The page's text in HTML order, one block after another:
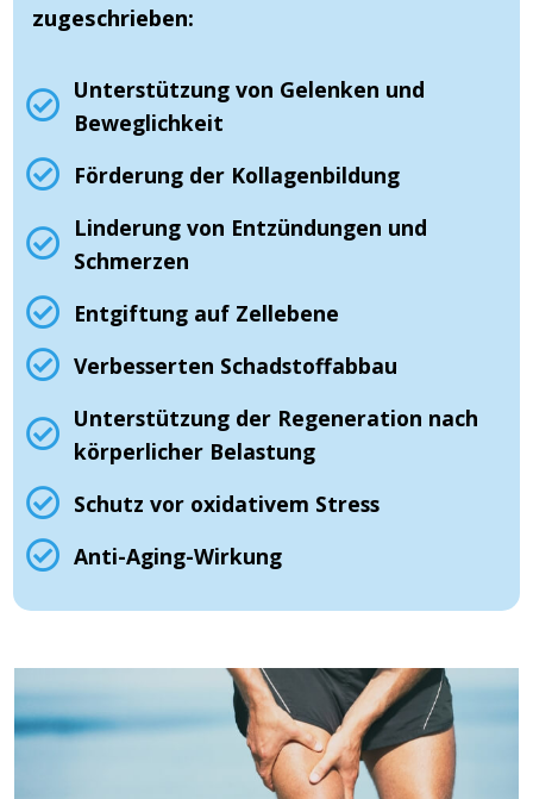
zugeschrieben:
Unterstützung von Gelenken und
Beweglichkeit
Förderung der Kollagenbildung
Linderung von Entzündungen und
Schmerzen
Entgiftung auf Zellebene
Verbesserten Schadstoffabbau
Unterstützung der Regeneration nach
körperlicher Belastung
Schutz vor oxidativem Stress
Anti-Aging-Wirkung